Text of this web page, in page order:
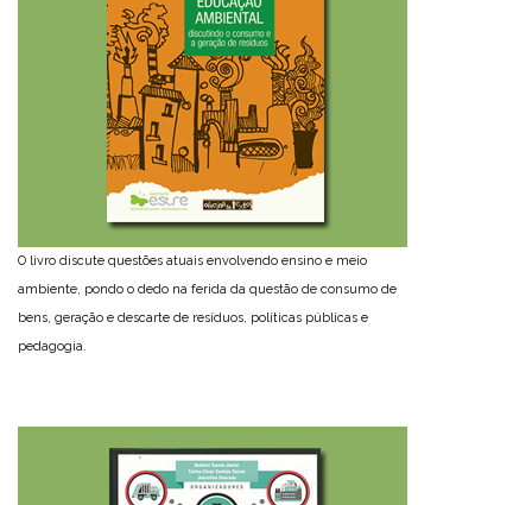
O livro discute questões atuais envolvendo ensino e meio
ambiente, pondo o dedo na ferida da questão de consumo de
bens, geração e descarte de resíduos, políticas públicas e
pedagogia.